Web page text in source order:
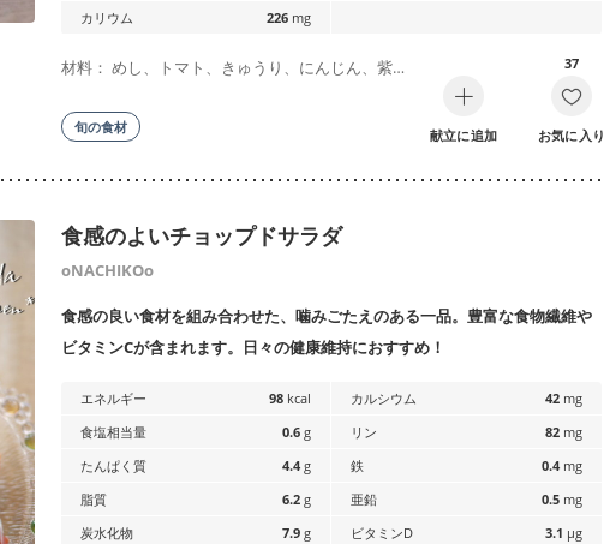
カリウム
226 mg
材料： めし、トマト、きゅうり、にんじん、紫…
旬の食材 献立に追加
37
お気に入り
食感のよいチョップドサラダ
oNACHIKOo
食感の良い食材を組み合わせた、噛みごたえのある一品。豊富な食物繊維や
ビタミンCが含まれます。日々の健康維持におすすめ！
エネルギー 98 kcal
食塩相当量
0.6 g
たんぱく質
4.4 g
脂質
6.2 g
炭水化物
7.9 g
カルシウム 42 mg
リン
82 mg
鉄
0.4 mg
亜鉛
0.5 mg
ビタミンD
3.1 µg